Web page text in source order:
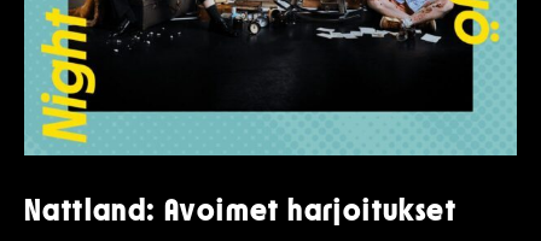
Nattland: Avoimet harjoitukset